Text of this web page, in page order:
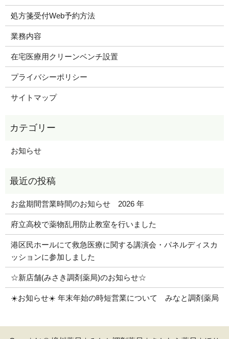
処方箋受付Web予約方法
業務内容
在宅医療用クリーンベンチ設置
プライバシーポリシー
サイトマップ
お知らせ
お盆期間営業時間のお知らせ 2026 年
府立高校で薬物乱用防止教室を行いました
港区民ホールにて救急医療に関する講演会・パネルディスカ
ッションに参加しました
☆新店舗(みさき調剤薬局)のお知らせ☆
☀️お知らせ☀️ 年末年始の時短営業について みなと調剤薬局